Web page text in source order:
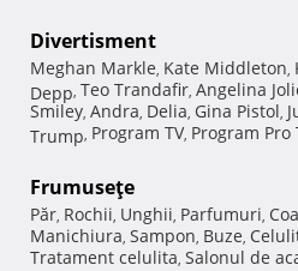
Divertisment
Meghan Markle, Kate Middleton,
Depp, Teo Trandafir, Angelina
Smiley, Andra, Delia, Gina Pistol,
Trump, Program TV, Program Pro
Frumuseţe
Păr, Rochii, Unghii, Parfumuri,
Manichiura, Sampon, Buze,
Tratament celulita, Salonul de